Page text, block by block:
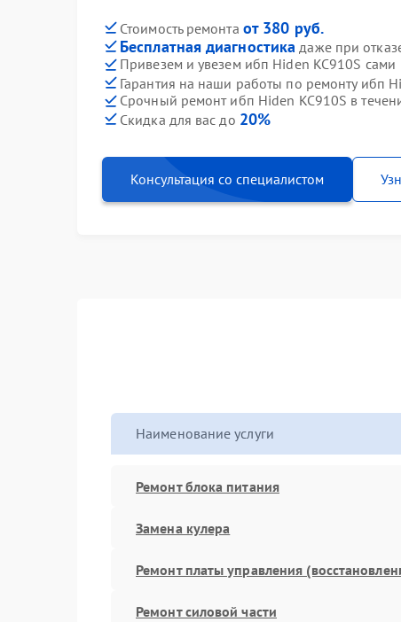
Стоимость ремонта от 380 руб.
Бесплатная диагностика даже при
Привезем и увезем ибп Hiden KC910S сами
Гарантия на наши работы по ремонту ибп
Срочный ремонт ибп Hiden KC910S в
Скидка для вас до 20%
Консультация со специалистом
Наименование услуги
Ремонт блока питания
Замена кулера
Ремонт платы управления
Ремонт силовой части